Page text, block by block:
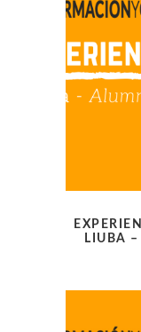
LIUBA